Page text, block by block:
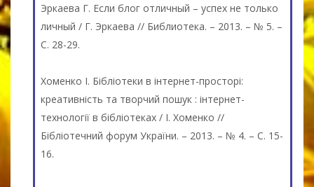
Эркаева Г. Если блог отличный – успех не только
личный / Г. Эркаева // Библиотека. – 2013. – № 5. –
С. 28-29.
Хоменко І. Бібліотеки в інтернет-просторі:
креативність та творчий пошук : інтернет-
технології в бібліотеках / І. Хоменко //
Бібліотечний форум України. – 2013. – № 4. – С. 15-
16.